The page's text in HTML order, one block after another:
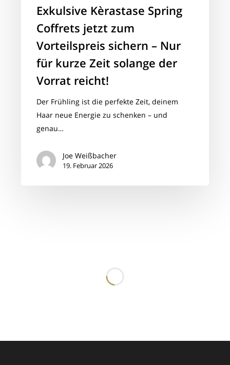
kurze
solange
Vorrat
reicht!
Exkulsive Kèrastase Spring
Coffrets jetzt zum
Vorteilspreis sichern – Nur
für kurze Zeit solange der
Vorrat reicht!
Der Frühling ist die perfekte Zeit, deinem
Haar neue Energie zu schenken – und
genau…
Joe Weißbacher
19. Februar 2026